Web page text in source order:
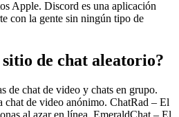
Apple. Discord es una aplicación
con la gente sin ningún tipo de
de chat aleatorio?
de chat de video y chats en grupo.
chat de video anónimo. ChatRad – El
al azar en línea. EmeraldChat – El